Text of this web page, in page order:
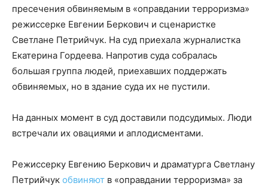
пресечения обвиняемым в «оправдании терроризма»
режиссерке Евгении Беркович и сценаристке
Светлане Петрийчук. На суд приехала журналистка
Екатерина Гордеева. Напротив суда собралась
большая группа людей, приехавших поддержать
обвиняемых, но в здание суда их не пустили.
На данных момент в суд доставили подсудимых. Люди
встречали их овациями и аплодисментами.
Режиссерку Евгению Беркович и драматурга Светлану
Петрийчук обвиняют в «оправдании терроризма» за